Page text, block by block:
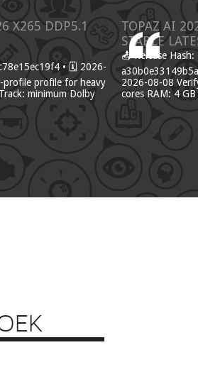
X265 DDP5.1
• 🗓 2026-
profile profile for heavy
minimum Dolby
TOPAZ AI
STABLE
📤 Release Hash:
2026-08-08
cores RAM: 4